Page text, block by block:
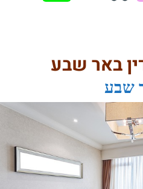
באר שבע
שבע